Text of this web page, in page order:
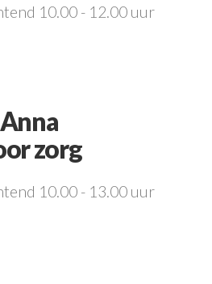
10.00 - 12.00 uur
Anna
zorg
10.00 - 13.00 uur